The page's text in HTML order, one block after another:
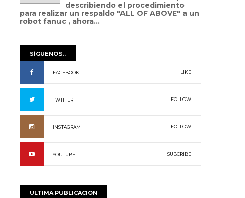
describiendo el procedimiento
para realizar un respaldo "ALL OF ABOVE" a un
robot fanuc , ahora...
SÍGUENOS..
FACEBOOK LIKE
TWITTER FOLLOW
INSTAGRAM FOLLOW
YOUTUBE SUBCRIBE
ULTIMA PUBLICACION